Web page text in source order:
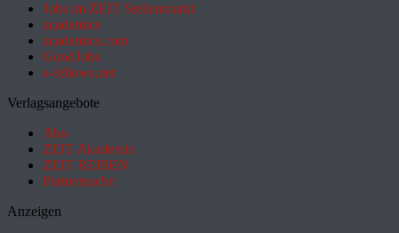
Jobs im ZEIT Stellenmarkt
academics
academics.com
GoodJobs
e-fellows.net
Verlagsangebote
Abo
ZEIT Akademie
ZEIT REISEN
Partnersuche
Anzeigen